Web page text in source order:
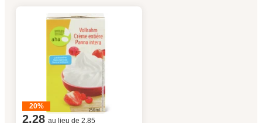
20%
2.28 au lieu de 2.85